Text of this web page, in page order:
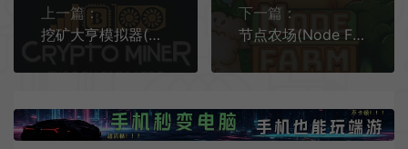
上一篇：
挖矿大亨模拟器(Crypto Miner Tycoon Simulator)挖矿模拟游戏|单机|中文|免费下载
下一篇：
节点农场(Node Farm)全自动农场模拟游戏|下载